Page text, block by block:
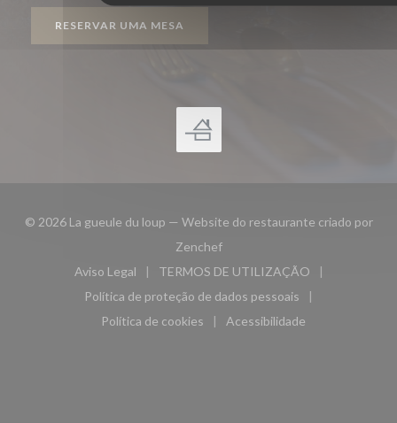
RESERVAR UMA MESA
© 2026 La gueule du loup — Website do restaurante criado por
Zenchef((abre numa nova janela))
Aviso Legal
((abre numa nova janela))
TERMOS DE UTILIZAÇÃO
((abre numa nova janela))
Política de proteção de dados pessoais
((abre numa nova janela))
Política de cookies
((abre numa nova janela))
Acessibilidade